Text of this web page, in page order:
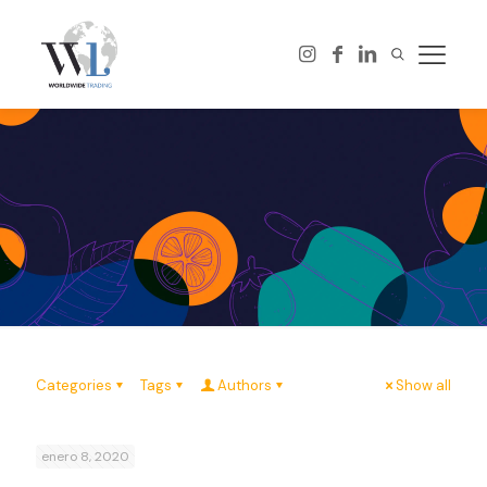
Categories Tags Authors Show all
enero 8, 2020